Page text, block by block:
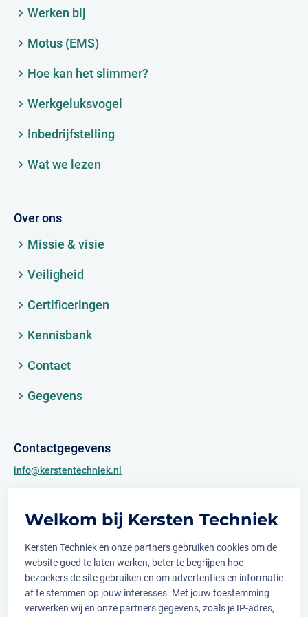
Welkom bij Kersten Techniek
Kersten Techniek en onze partners gebruiken cookies om de
website goed te laten werken, beter te begrijpen hoe
bezoekers de site gebruiken en om advertenties en informatie
af te stemmen op jouw interesses. Met jouw toestemming
verwerken wij en onze partners gegevens, zoals je IP-adres,
Werken bij
Motus (EMS)
Hoe kan het slimmer?
Werkgeluksvogel
Inbedrijfstelling
Wat we lezen
Over ons
Missie & visie
Veiligheid
Certificeringen
Kennisbank
Contact
Gegevens
Contactgegevens
info@kerstentechniek.nl
Archimedesweg 2
Volg ons op